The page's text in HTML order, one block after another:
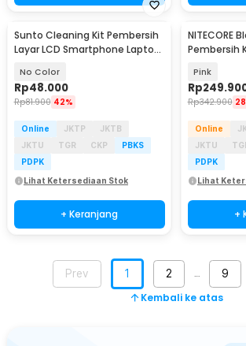
Sunto Cleaning Kit Pembersih
Layar LCD Smartphone Laptop
No Color
Rp48.000
Rp81.900 42%
Online JKTP
JKTB
JKTU
TGR CKP
PBKS
PDPK
Lihat Ketersediaan Stok
+ Keranjang
NITECORE
Pembersih
Pink
Rp
Rp342.900
Online
JKTU
PDPK
Lihat
+
Prev 1 2 9
Kembali ke atas